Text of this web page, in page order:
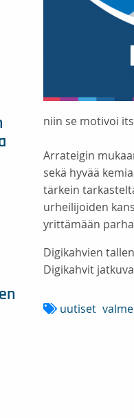
niin se motivoi
Arrateigin
sekä hyvää
tärkein
urheilijoiden
yrittämään
Digikahvien
Digikahvit
uutiset